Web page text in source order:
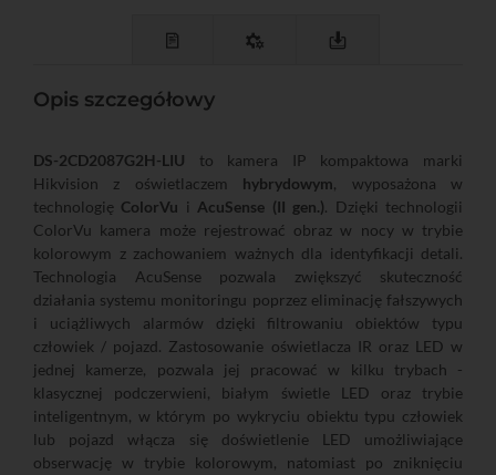
Opis szczegółowy
DS-2CD2087G2H-LIU to kamera IP kompaktowa marki
Hikvision z oświetlaczem hybrydowym, wyposażona w
technologię ColorVu i AcuSense (II gen.). Dzięki technologii
ColorVu kamera może rejestrować obraz w nocy w trybie
kolorowym z zachowaniem ważnych dla identyfikacji detali.
Technologia AcuSense pozwala zwiększyć skuteczność
działania systemu monitoringu poprzez eliminację fałszywych
i uciążliwych alarmów dzięki filtrowaniu obiektów typu
człowiek / pojazd. Zastosowanie oświetlacza IR oraz LED w
jednej kamerze, pozwala jej pracować w kilku trybach -
klasycznej podczerwieni, białym świetle LED oraz trybie
inteligentnym, w którym po wykryciu obiektu typu człowiek
lub pojazd włącza się doświetlenie LED umożliwiające
obserwację w trybie kolorowym, natomiast po zniknięciu